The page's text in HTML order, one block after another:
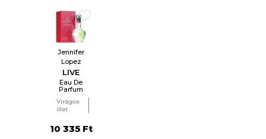
Jennifer
Lopez
LIVE
Eau De
Parfum
Nőknek
Virágos
illat
(gyümölcsös)
10 335 Ft